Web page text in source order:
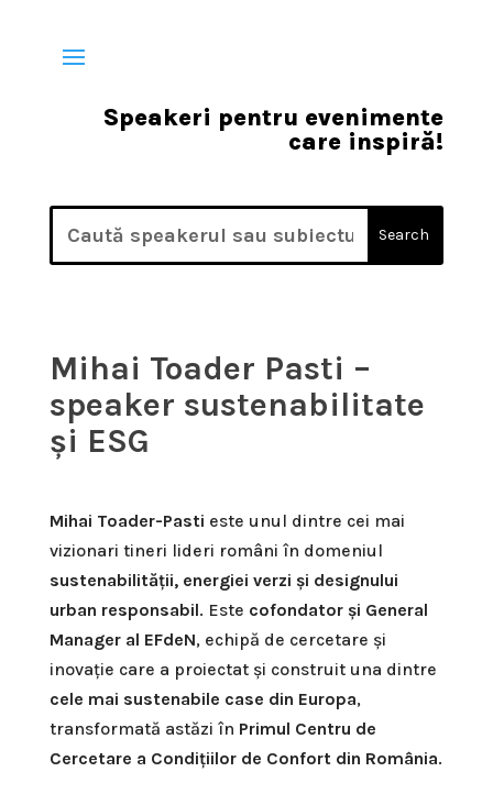
Speakeri pentru evenimente
care inspiră!
Mihai Toader Pasti –
speaker sustenabilitate
și ESG
Mihai Toader-Pasti este unul dintre cei mai
vizionari tineri lideri români în domeniul
sustenabilității, energiei verzi și designului
urban responsabil. Este cofondator și General
Manager al EFdeN, echipă de cercetare și
inovație care a proiectat și construit una dintre
cele mai sustenabile case din Europa,
transformată astăzi în Primul Centru de
Cercetare a Condițiilor de Confort din România.